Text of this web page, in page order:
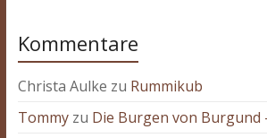
Kommentare
Christa Aulke zu Rummikub
Tommyzu Die Burgen von Burgund